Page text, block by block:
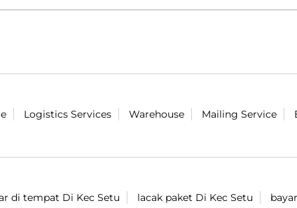
Logistics Services Warehouse Mailing Service
di tempat Di Kec Setu lacak paket Di Kec Setu